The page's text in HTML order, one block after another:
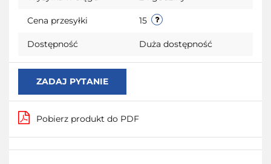
Cena przesyłki 15
Dostępność Duża dostępność
ZADAJ PYTANIE
Pobierz produkt do PDF